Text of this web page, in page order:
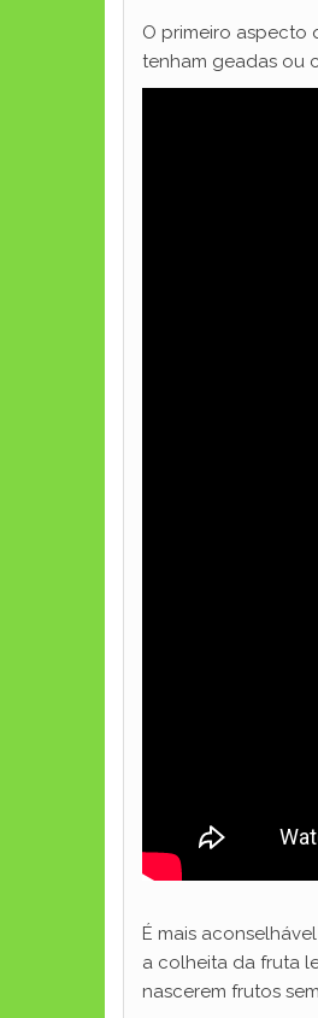
O primeiro aspecto
tenham geadas ou
É mais
a colheita da fruta
nascerem frutos